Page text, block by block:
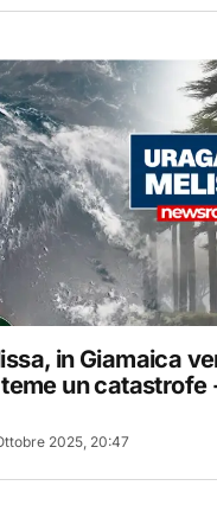
in Giamaica
un catastrofe
2025, 20:47